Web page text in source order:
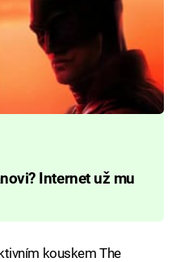
Internet už mu
kouskem The